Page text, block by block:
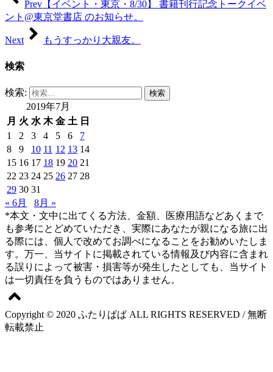
Prev 【イベント・東京・8/30】 書籍刊行記念トークイベ
ント@東京堂書店 のお知らせ。
Next もうすっかり大親友。
検索
検索:
2019年7月
月 火 水 木 金 土 日
1
2 3 4 5 6
7
8
9 10 11 12 13 14
15 16 17 18 19 20 21
22 23 24 25 26 27 28
29 30 31
« 6月
8月 »
*本文・文中に出てくる方法、金額、医療用語などあくまで
も参考にとどめていただき、実際にあなたが親になる旅に出
る際には、個人で改めてお調べになることをお勧めいたしま
す。万一、当サイトに掲載されている情報及び内容に含まれ
る誤りによって被害・損害等が発生したとしても、当サイト
は一切責任を負うものではありません。
Copyright © 2020 ふたりぱぱ ALL RIGHTS RESERVED / 無断
転載禁止